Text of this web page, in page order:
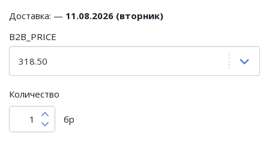
Доставка: — 11.08.2026 (вторник)
B2B_PRICE
Количество
бр